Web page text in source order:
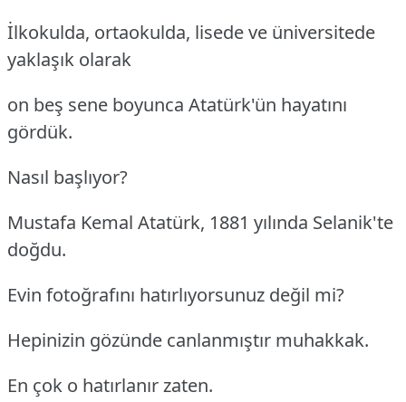
İlkokulda, ortaokulda, lisede ve üniversitede
yaklaşık olarak
on beş sene boyunca Atatürk'ün hayatını
gördük.
Nasıl başlıyor?
Mustafa Kemal Atatürk, 1881 yılında Selanik'te
doğdu.
Evin fotoğrafını hatırlıyorsunuz değil mi?
Hepinizin gözünde canlanmıştır muhakkak.
En çok o hatırlanır zaten.